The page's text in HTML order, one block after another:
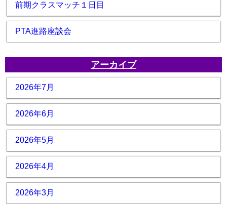
前期クラスマッチ１日目
PTA進路座談会
アーカイブ
2026年7月
2026年6月
2026年5月
2026年4月
2026年3月